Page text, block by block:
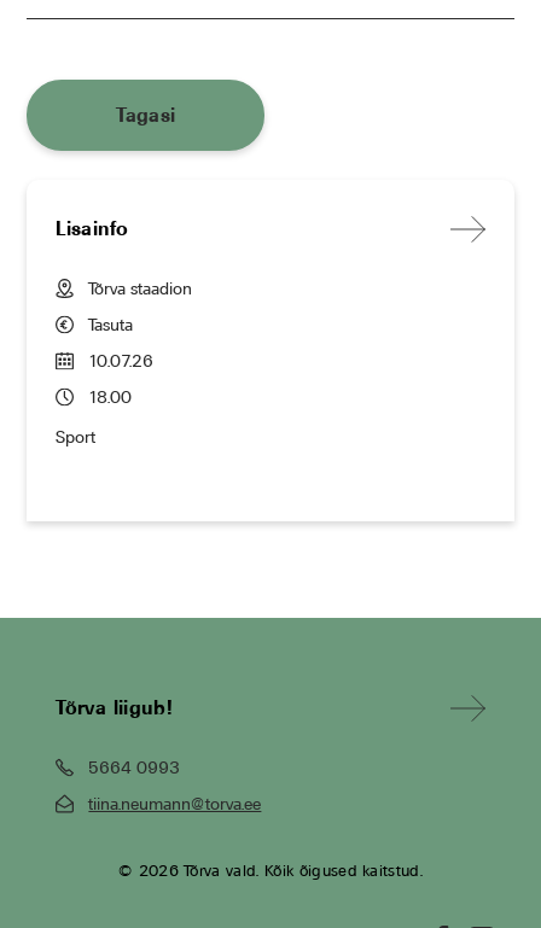
Lisainfo
Tõrva staadion
Tasuta
10.07.26
18.00
Sport
Tagasi
Tõrva liigub!
5664 0993
tiina.neumann@torva.ee
© 2026 Tõrva vald. Kõik õigused kaitstud.